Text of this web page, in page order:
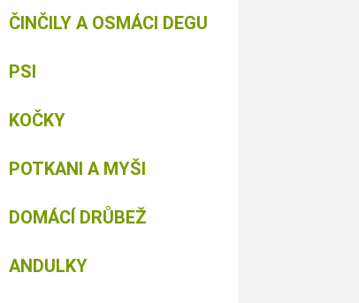
ČINČILY A OSMÁCI DEGU
PSI
KOČKY
POTKANI A MYŠI
DOMÁCÍ DRŮBEŽ
ANDULKY